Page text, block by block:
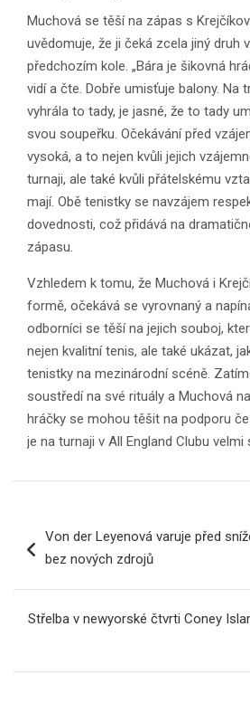
Muchová se těší na zápas s
uvědomuje, že ji čeká zcela jiný druh
předchozím kole. „Bára je šikovná
vidí a čte. Dobře umisťuje balony. Na
vyhrála to tady, je jasné, že to tady
svou soupeřku. Očekávání před
vysoká, a to nejen kvůli jejich
turnaji, ale také kvůli přátelskému
mají. Obě tenistky se navzájem
dovednosti, což přidává na
zápasu.
Vzhledem k tomu, že Muchová i
formě, očekává se vyrovnaný a
odborníci se těší na jejich souboj,
nejen kvalitní tenis, ale také ukázat,
tenistky na mezinárodní scéně.
soustředí na své rituály a Muchová
hráčky se mohou těšit na podporu
je na turnaji v All England Clubu
proVon der Leyenová varuje před
bez nových zdrojů
Střelba v newyorské čtvrti Coney